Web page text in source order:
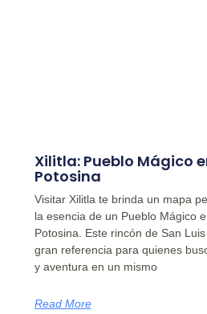
Xilitla: Pueblo Mágico
Potosina
Visitar Xilitla te brinda un mapa
la esencia de un Pueblo Mágico
Potosina. Este rincón de San
gran referencia para quienes
y aventura en un mismo
Read More